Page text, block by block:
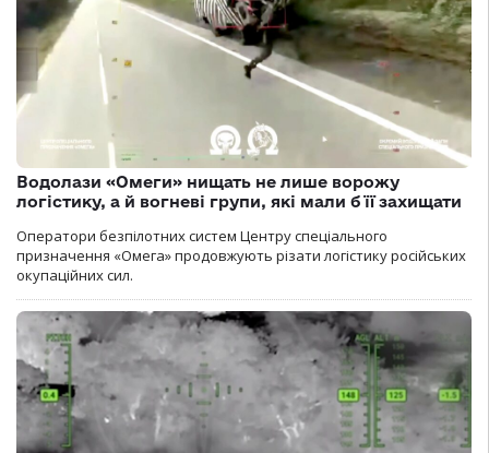
Водолази «Омеги» нищать не лише ворожу
логістику, а й вогневі групи, які мали б її захищати
Оператори безпілотних систем Центру спеціального
призначення «Омега» продовжують різати логістику російських
окупаційних сил.